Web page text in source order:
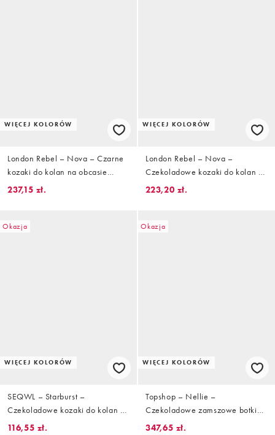
WIĘCEJ KOLORÓW
London Rebel – Nova – Czarne
kozaki do kolan na obcasie
klockowym
237,15 zł.
WIĘCEJ KOLORÓW
London Rebel – Nova –
Czekoladowe kozaki do kolan na
obcasie klockowym
223,20 zł.
Okazja
WIĘCEJ KOLORÓW
SEQWL – Starburst –
Czekoladowe kozaki do kolan z
imitacji skóry krokodyla
116,55 zł.
Okazja
WIĘCEJ KOLORÓW
Topshop – Nellie –
Czekoladowe zamszowe botki
do kostki na obcasie
347,65 zł.